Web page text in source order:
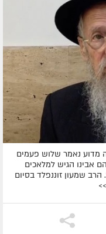
מדוע נאמר שלוש פעמים
אבינו הגיש למלאכים
הרב שמעון זוננפלד בסיום